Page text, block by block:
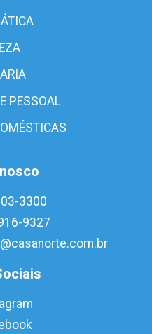
PESSOAL
3300
9327